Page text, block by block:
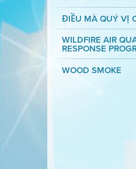
ĐIỀU MÀ QUÝ VỊ
WILDFIRE AIR
RESPONSE
WOOD SMOKE